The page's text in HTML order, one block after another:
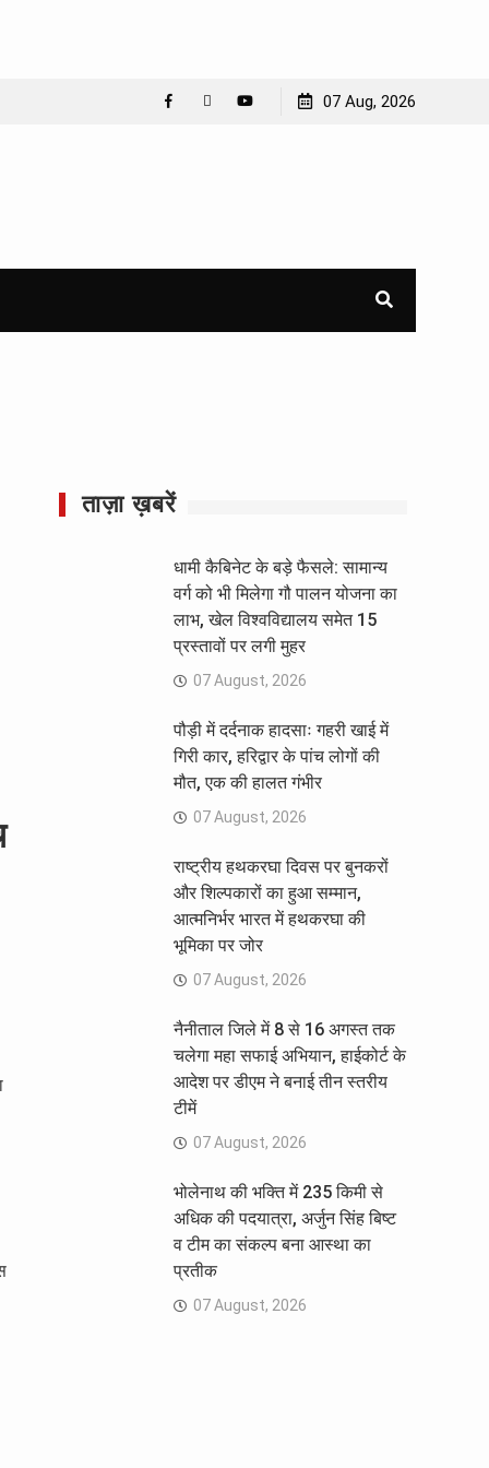
07 Aug, 2026
ताज़ा ख़बरें
धामी कैबिनेट के बड़े फैसले: सामान्य
वर्ग को भी मिलेगा गौ पालन योजना का
लाभ, खेल विश्वविद्यालय समेत 15
प्रस्तावों पर लगी मुहर
07 August, 2026
पौड़ी में दर्दनाक हादसाः गहरी खाई में
गिरी कार, हरिद्वार के पांच लोगों की
मौत, एक की हालत गंभीर
07 August, 2026
राष्ट्रीय हथकरघा दिवस पर बुनकरों
और शिल्पकारों का हुआ सम्मान,
आत्मनिर्भर भारत में हथकरघा की
भूमिका पर जोर
07 August, 2026
नैनीताल जिले में 8 से 16 अगस्त तक
चलेगा महा सफाई अभियान, हाईकोर्ट के
आदेश पर डीएम ने बनाई तीन स्तरीय
टीमें
07 August, 2026
भोलेनाथ की भक्ति में 235 किमी से
अधिक की पदयात्रा, अर्जुन सिंह बिष्ट
व टीम का संकल्प बना आस्था का
प्रतीक
07 August, 2026